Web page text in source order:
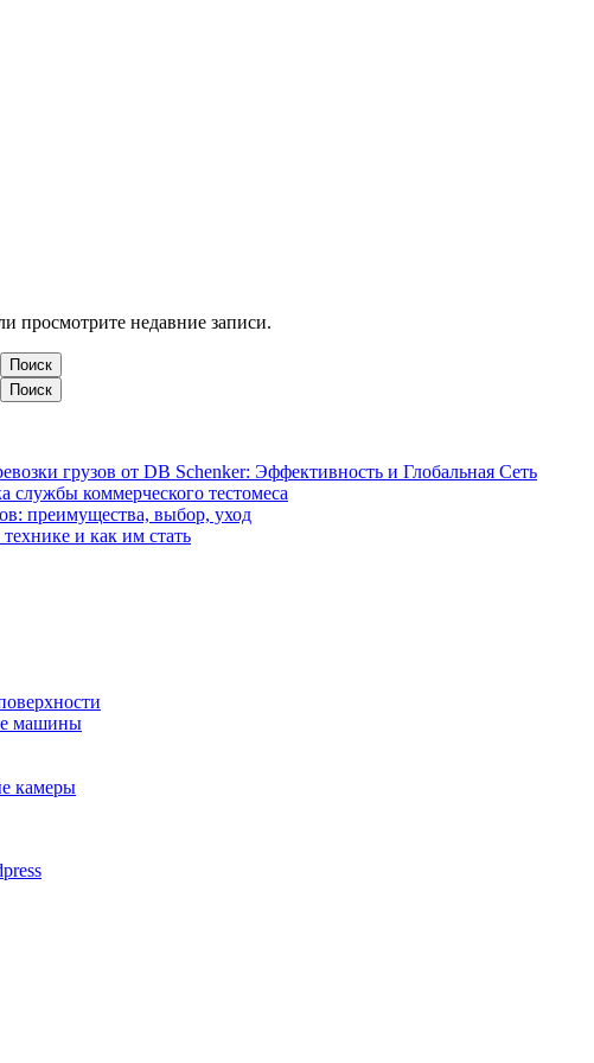
просмотрите недавние записи.
грузов от DB Schenker: Эффективность и Глобальная Сеть
службы коммерческого тестомеса
преимущества, выбор, уход
и как им стать
машины
камеры